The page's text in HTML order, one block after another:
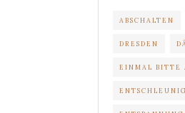
ABSCHALTEN
DRESDEN
EINMAL BITTE